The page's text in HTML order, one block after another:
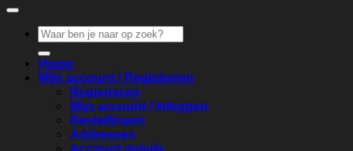
Zoeken
naar:
Home
Mijn account / Registreren
Registreren
Mijn account / Inloggen
Bestellingen
Addresses